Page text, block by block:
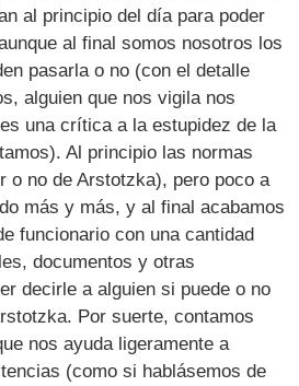
al principio del día para poder
al final somos nosotros los
pasarla o no (con el detalle
alguien que nos vigila nos
una crítica a la estupidez de la
Al principio las normas
o no de Arstotzka), pero poco a
más y más, y al final acabamos
funcionario con una cantidad
documentos y otras
decirle a alguien si puede o no
Por suerte, contamos
nos ayuda ligeramente a
(como si hablásemos de